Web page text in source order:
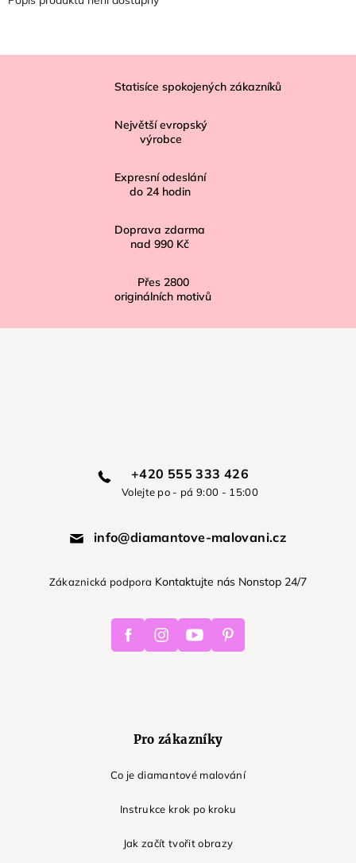
Statisíce spokojených zákazníků
Největší evropský
výrobce
Expresní odeslání
do 24 hodin
Doprava zdarma
nad 990 Kč
Přes 2800
originálních motivů
+420 555 333 426
Volejte po - pá 9:00 - 15:00
info@diamantove-malovani.cz
Zákaznická podpora Kontaktujte nás Nonstop 24/7
FacebookInstagramYoutube Pinterest
Pro zákazníky
Co je diamantové malování
Instrukce krok po kroku
Jak začít tvořit obrazy